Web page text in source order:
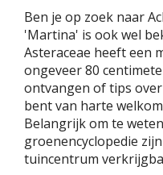
Ben je op zoek naar
'Martina' is ook wel
Asteraceae heeft een
ongeveer 80
ontvangen of tips over
bent van harte
Belangrijk om te
groenencyclopedie
tuincentrum